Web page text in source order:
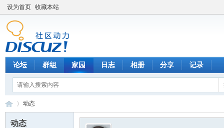
设为首页 收藏本站
论坛 群组 家园 日志 相册 分享 记录
动态
动态